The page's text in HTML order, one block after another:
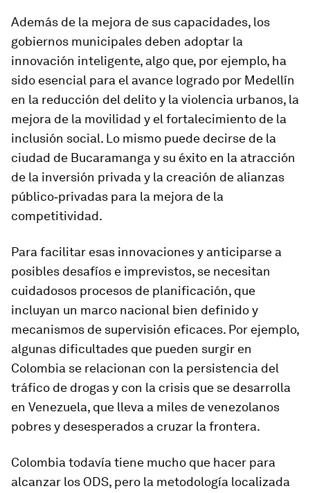
Además de la mejora de sus capacidades, los
gobiernos municipales deben adoptar la
innovación inteligente, algo que, por ejemplo, ha
sido esencial para el avance logrado por Medellín
en la reducción del delito y la violencia urbanos, la
mejora de la movilidad y el fortalecimiento de la
inclusión social. Lo mismo puede decirse de la
ciudad de Bucaramanga y su éxito en la atracción
de la inversión privada y la creación de alianzas
público‑privadas para la mejora de la
competitividad.
Para facilitar esas innovaciones y anticiparse a
posibles desafíos e imprevistos, se necesitan
cuidadosos procesos de planificación, que
incluyan un marco nacional bien definido y
mecanismos de supervisión eficaces. Por ejemplo,
algunas dificultades que pueden surgir en
Colombia se relacionan con la persistencia del
tráfico de drogas y con la crisis que se desarrolla
en Venezuela, que lleva a miles de venezolanos
pobres y desesperados a cruzar la frontera.
Colombia todavía tiene mucho que hacer para
alcanzar los ODS, pero la metodología localizada